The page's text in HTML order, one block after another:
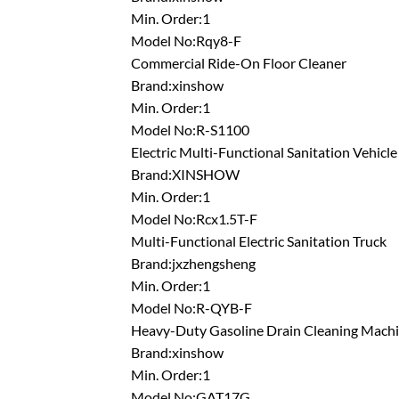
Min. Order:1
Model No:Rqy8-F
Commercial Ride-On Floor Cleaner
Brand:xinshow
Min. Order:1
Model No:R-S1100
Electric Multi-Functional Sanitation Vehicle
Brand:XINSHOW
Min. Order:1
Model No:Rcx1.5T-F
Multi-Functional Electric Sanitation Truck
Brand:jxzhengsheng
Min. Order:1
Model No:R-QYB-F
Heavy-Duty Gasoline Drain Cleaning
Brand:xinshow
Min. Order:1